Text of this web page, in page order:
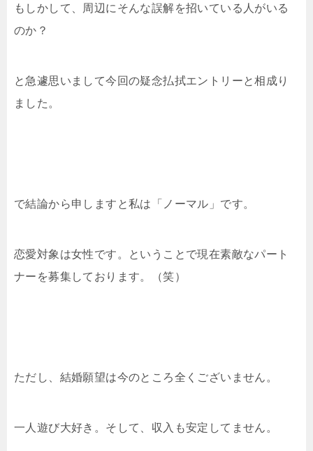
もしかして、周辺にそんな誤解を招いている人がいる
のか？
と急遽思いまして今回の疑念払拭エントリーと相成り
ました。
で結論から申しますと私は「ノーマル」です。
恋愛対象は女性です。ということで現在素敵なパート
ナーを募集しております。（笑）
ただし、結婚願望は今のところ全くございません。
一人遊び大好き。そして、収入も安定してません。